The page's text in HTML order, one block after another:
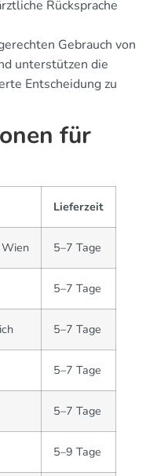
Rücksprache
Gebrauch von
unterstützen die
Entscheidung zu
für
Lieferzeit
5–7 Tage
5–7 Tage
5–7 Tage
5–7 Tage
5–7 Tage
5–9 Tage